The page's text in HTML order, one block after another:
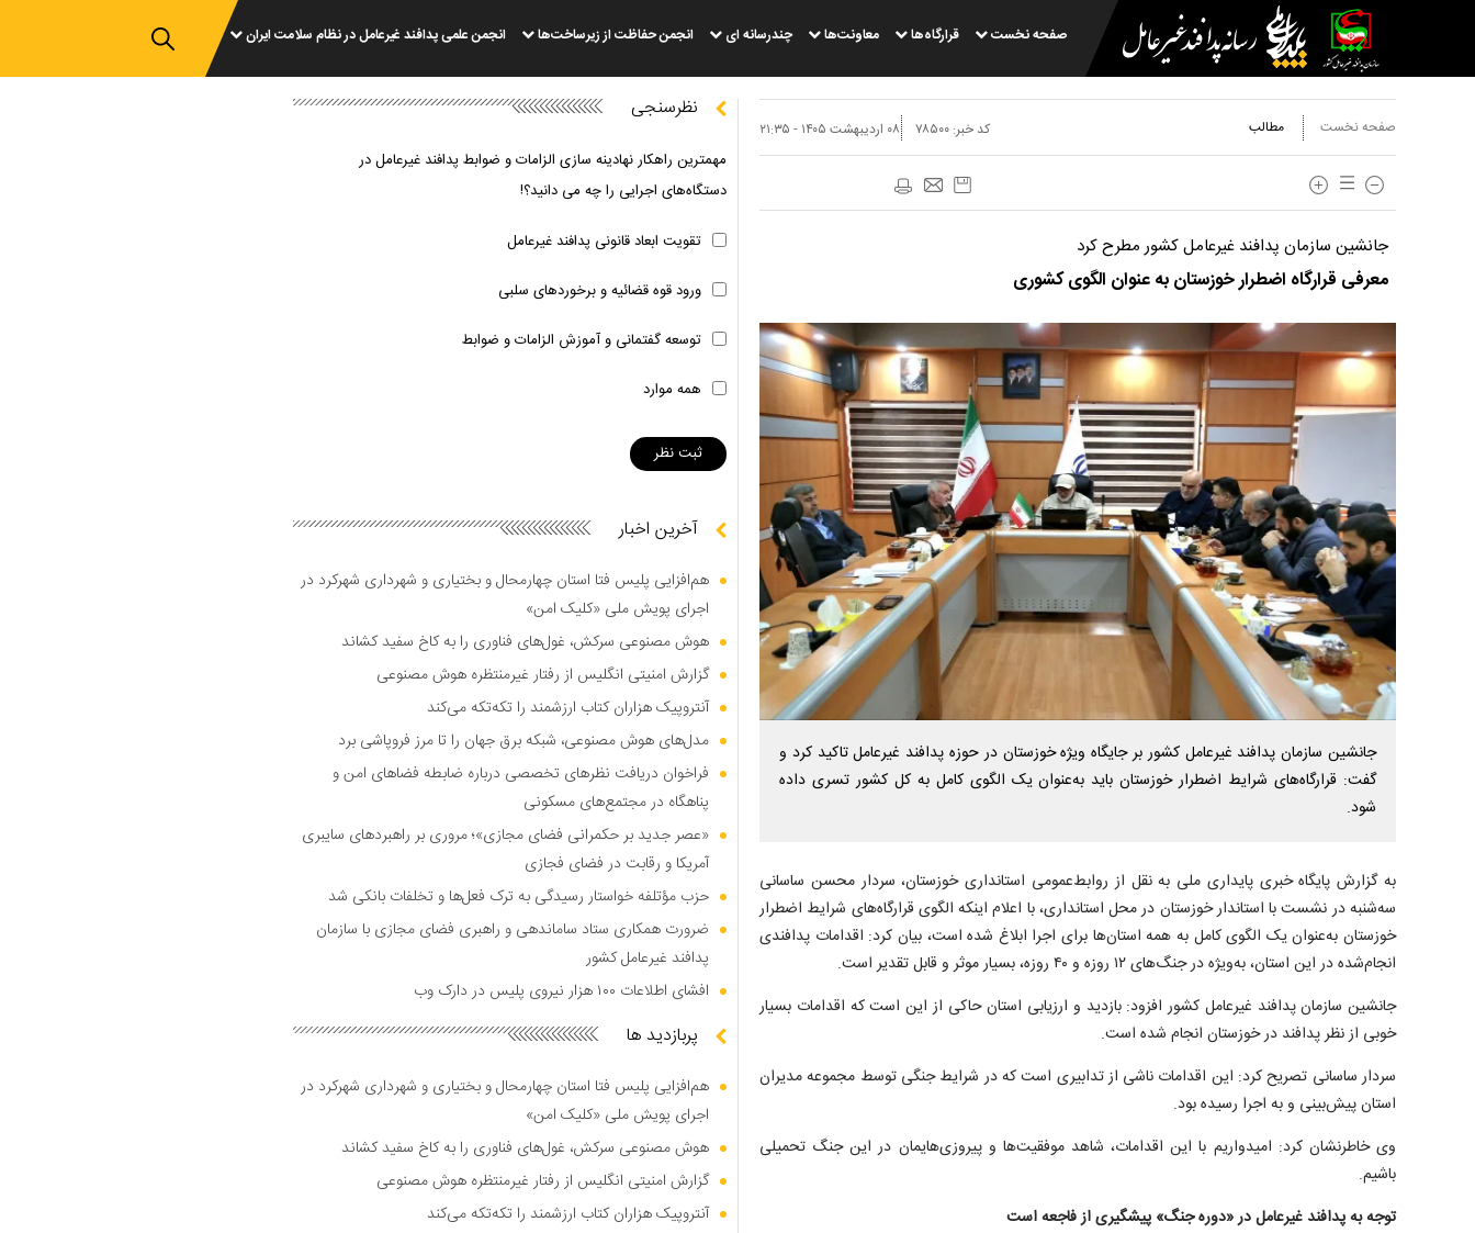
صفحه نخست قرارگاه‌ها معاونت‌ها چندرسانه ای انجمن حفاظت از زیرساخت‌ها انجمن علمی پدافند غیرعامل در نظام سلامت ایران
صفحه نخست مطالب ۰۸ ارديبهشت ۱۴۰۵ - ۲۱:۳۵ کد خبر: ۷۸۵۰۰
جانشین سازمان پدافند غیرعامل کشور مطرح کرد
معرفی قرارگاه اضطرار خوزستان به عنوان الگوی کشوری
جانشین سازمان پدافند غیرعامل کشور بر جایگاه ویژه خوزستان در حوزه پدافند غیرعامل تاکید کرد و
گفت: قرارگاه‌های شرایط اضطرار خوزستان باید به‌عنوان یک الگوی کامل به کل کشور تسری داده
شود.
به گزارش پایگاه خبری پایداری ملی به نقل از روابط‌عمومی استانداری خوزستان، سردار محسن ساسانی
سه‌شنبه در نشست با استاندار خوزستان در محل استانداری، با اعلام اینکه الگوی قرارگاه‌های شرایط اضطرار
خوزستان به‌عنوان یک الگوی کامل به همه استان‌ها برای اجرا ابلاغ شده است، بیان کرد: اقدامات پدافندی
انجام‌شده در این استان، به‌ویژه در جنگ‌های ۱۲ روزه و ۴۰ روزه، بسیار موثر و قابل تقدیر است.
جانشین سازمان پدافند غیرعامل کشور افزود: بازدید و ارزیابی استان حاکی از این است که اقدامات بسیار
خوبی از نظر پدافند در خوزستان انجام شده است.
سردار ساسانی تصریح کرد: این اقدامات ناشی از تدابیری است که در شرایط جنگی توسط مجموعه مدیران
استان پیش‌بینی و به اجرا رسیده بود.
وی خاطرنشان کرد: امیدواریم با این اقدامات، شاهد موفقیت‌ها و پیروزی‌هایمان در این جنگ تحمیلی
باشیم.
توجه به پدافند غیرعامل در «دوره جنگ» پیشگیری از فاجعه است
نظرسنجی
مهمترین راهکار نهادینه سازی الزامات و ضوابط پدافند غیرعامل در
دستگاه‌های اجرایی را چه می دانید؟!
تقویت ابعاد قانونی پدافند غیرعامل
ورود قوه قضائیه و برخوردهای سلبی
توسعه گفتمانی و آموزش الزامات و ضوابط
همه موارد
آخرین اخبار
هم‌افزایی پلیس فتا استان چهارمحال و بختیاری و شهرداری شهرکرد در
اجرای پویش ملی «کلیک امن»
هوش مصنوعی سرکش، غول‌های فناوری را به کاخ سفید کشاند
گزارش امنیتی انگلیس از رفتار غیرمنتظره هوش مصنوعی
آنتروپیک هزاران کتاب ارزشمند را تکه‌تکه می‌کند
مدل‌های هوش مصنوعی، شبکه برق جهان را تا مرز فروپاشی برد
فراخوان دریافت نظر‌های تخصصی درباره ضابطه فضا‌های امن و
پناهگاه در مجتمع‌های مسکونی
«عصر جدید بر حکمرانی فضای مجازی»؛ مروری بر راهبرد‌های سایبری
آمریکا و رقابت در فضای فجازی
حزب مؤتلفه خواستار رسیدگی به ترک فعل‌ها و تخلفات بانکی شد
ضرورت همکاری ستاد ساماندهی و راهبری فضای مجازی با سازمان
پدافند غیرعامل کشور
افشای اطلاعات ۱۰۰ هزار نیروی پلیس در دارک وب
پربازدید ها
هم‌افزایی پلیس فتا استان چهارمحال و بختیاری و شهرداری شهرکرد در
اجرای پویش ملی «کلیک امن»
هوش مصنوعی سرکش، غول‌های فناوری را به کاخ سفید کشاند
گزارش امنیتی انگلیس از رفتار غیرمنتظره هوش مصنوعی
آنتروپیک هزاران کتاب ارزشمند را تکه‌تکه می‌کند